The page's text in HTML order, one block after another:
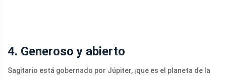
4. Generoso y abierto
Sagitario está gobernado por Júpiter, ¡que es el planeta de la